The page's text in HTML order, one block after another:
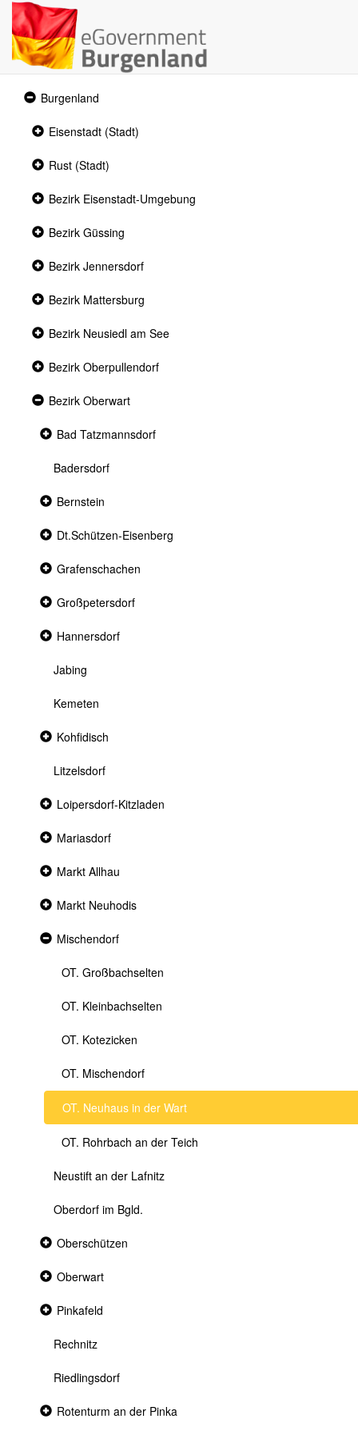
Expanded
section
Burgenland
Collapsed
Eisenstadt (Stadt)
Collapsed
section
Rust (Stadt)
Collapsed
Bezirk Eisenstadt-Umgebung
Collapsed
Bezirk Güssing
Collapsed
Bezirk Jennersdorf
Collapsed
Bezirk Mattersburg
Collapsed
Bezirk Neusiedl am See
Collapsed
Bezirk Oberpullendorf
Expanded
Bezirk Oberwart
Collapsed
Bad Tatzmannsdorf
Badersdorf
Collapsed
Bernstein
Collapsed
Dt.Schützen-Eisenberg
Collapsed
Grafenschachen
Collapsed
section
Großpetersdorf
Collapsed
Hannersdorf
Jabing
Kemeten
Collapsed
Kohfidisch
Litzelsdorf
Collapsed
section
Loipersdorf-Kitzladen
Collapsed
Mariasdorf
Collapsed
Markt Allhau
Collapsed
Markt Neuhodis
Expanded
Mischendorf
OT. Großbachselten
OT. Kleinbachselten
OT. Kotezicken
OT. Mischendorf
OT. Neuhaus in der Wart
OT. Rohrbach an der Teich
Neustift an der Lafnitz
Oberdorf im Bgld.
Collapsed
Oberschützen
Collapsed
Oberwart
Collapsed
Pinkafeld
Rechnitz
Riedlingsdorf
Collapsed
Rotenturm an der Pinka